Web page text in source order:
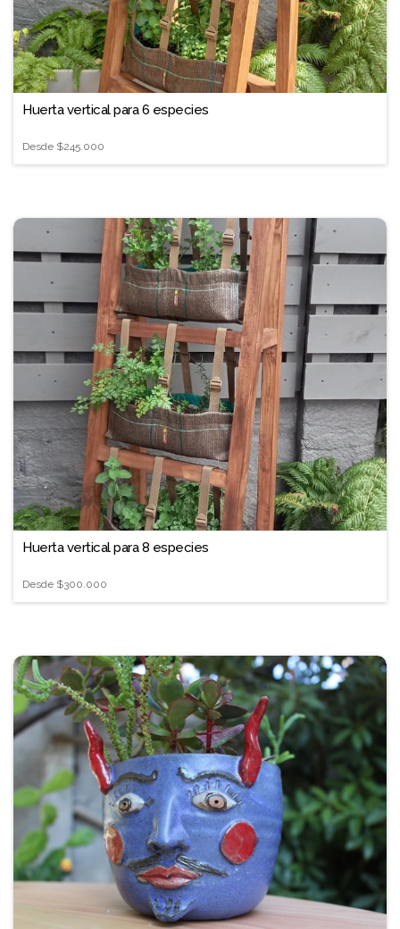
Huerta vertical para 6 especies
Desde $245.000
Huerta vertical para 8 especies
Desde $300.000